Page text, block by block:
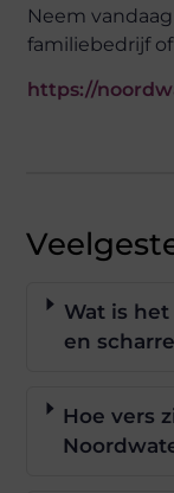
Neem
familiebedrijf
https://
Wat is
en
Hoe vers